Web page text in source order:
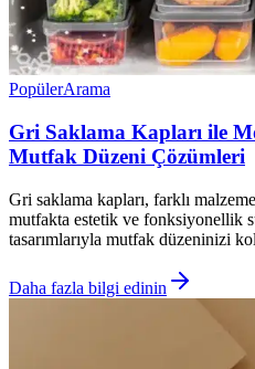
PopülerArama
Gri Saklama Kapları ile
Mutfak Düzeni Çözümleri
Gri saklama kapları, farklı
mutfakta estetik ve fonksiyonellik
tasarımlarıyla mutfak düzeninizi
Daha fazla bilgi edinin